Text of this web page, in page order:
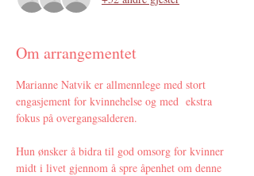
Om arrangementet
Marianne Natvik er allmennlege med stort
engasjement for kvinnehelse og med  ekstra
fokus på overgangsalderen.
Hun ønsker å bidra til god omsorg for kvinner
midt i livet gjennom å spre åpenhet om denne